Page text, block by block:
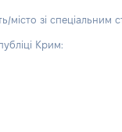
зі спеціальним
Крим: